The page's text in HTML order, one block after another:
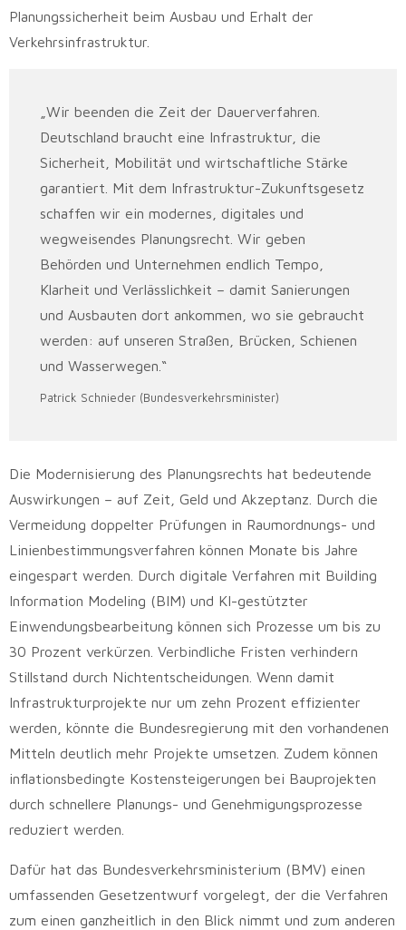
Planungssicherheit beim Ausbau und Erhalt der
Verkehrsinfrastruktur.
„Wir beenden die Zeit der Dauerverfahren.
Deutschland braucht eine Infrastruktur, die
Sicherheit, Mobilität und wirtschaftliche Stärke
garantiert. Mit dem Infrastruktur-Zukunftsgesetz
schaffen wir ein modernes, digitales und
wegweisendes Planungsrecht. Wir geben
Behörden und Unternehmen endlich Tempo,
Klarheit und Verlässlichkeit – damit Sanierungen
und Ausbauten dort ankommen, wo sie gebraucht
werden: auf unseren Straßen, Brücken, Schienen
und Wasserwegen.“
Patrick Schnieder (Bundesverkehrsminister)
Die Modernisierung des Planungsrechts hat bedeutende
Auswirkungen – auf Zeit, Geld und Akzeptanz. Durch die
Vermeidung doppelter Prüfungen in Raumordnungs- und
Linienbestimmungsverfahren können Monate bis Jahre
eingespart werden. Durch digitale Verfahren mit Building
Information Modeling (BIM) und KI-gestützter
Einwendungsbearbeitung können sich Prozesse um bis zu
30 Prozent verkürzen. Verbindliche Fristen verhindern
Stillstand durch Nichtentscheidungen. Wenn damit
Infrastrukturprojekte nur um zehn Prozent effizienter
werden, könnte die Bundesregierung mit den vorhandenen
Mitteln deutlich mehr Projekte umsetzen. Zudem können
inflationsbedingte Kostensteigerungen bei Bauprojekten
durch schnellere Planungs- und Genehmigungsprozesse
reduziert werden.
Dafür hat das Bundesverkehrsministerium (BMV) einen
umfassenden Gesetzentwurf vorgelegt, der die Verfahren
zum einen ganzheitlich in den Blick nimmt und zum anderen